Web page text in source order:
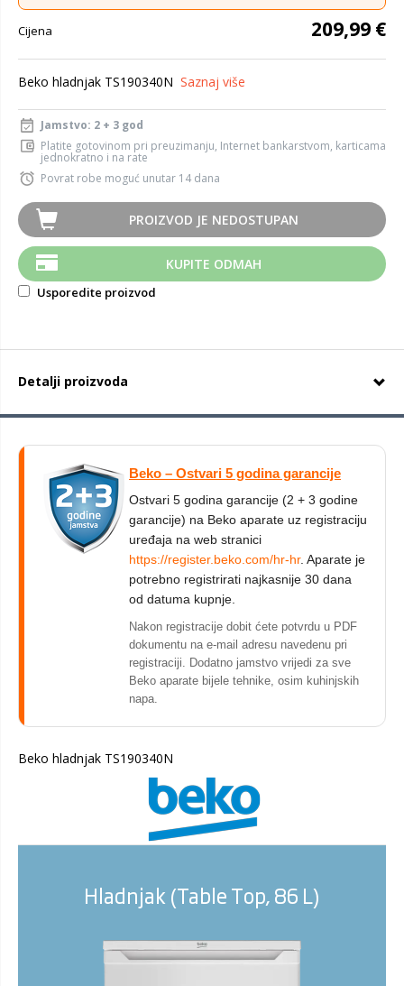
Cijena 209,99 €
Beko hladnjak TS190340N Saznaj više
Jamstvo: 2 + 3 god
Platite gotovinom pri preuzimanju, Internet bankarstvom, karticama
jednokratno i na rate
Povrat robe moguć unutar 14 dana
PROIZVOD JE NEDOSTUPAN
KUPITE ODMAH
Usporedite proizvod
Detalji proizvoda
Beko – Ostvari 5 godina garancije
Ostvari 5 godina garancije (2 + 3 godine
garancije) na Beko aparate uz registraciju
uređaja na web stranici
https://register.beko.com/hr-hr. Aparate je
potrebno registrirati najkasnije 30 dana
od datuma kupnje.
Nakon registracije dobit ćete potvrdu u PDF
dokumentu na e-mail adresu navedenu pri
registraciji. Dodatno jamstvo vrijedi za sve
Beko aparate bijele tehnike, osim kuhinjskih
napa.
Beko hladnjak TS190340N
Hladnjak (Table Top, 86 L)